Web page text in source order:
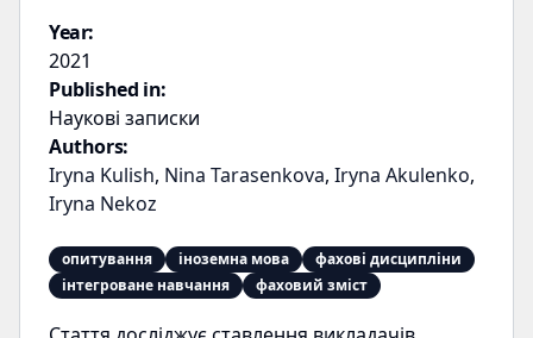
Year:
2021
Published in:
Наукові записки
Authors:
Iryna Kulish, Nina Tarasenkova, Iryna Akulenko,
Iryna Nekoz
опитування іноземна мова
фахові дисципліни
інтегроване навчання
фаховий зміст